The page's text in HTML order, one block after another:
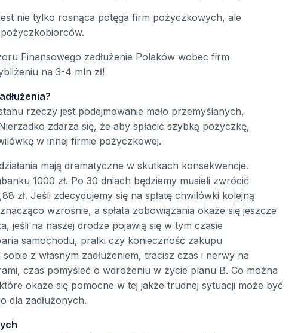
nie tylko rosnąca potęga firm pożyczkowych, ale
Finansowego zadłużenie Polaków wobec firm
na 3-4 mln zł!
rzeczy jest podejmowanie mało przemyślanych,
zdarza się, że aby spłacić szybką pożyczkę,
w innej firmie pożyczkowej.
mają dramatyczne w skutkach konsekwencje.
1000 zł. Po 30 dniach będziemy musieli zwrócić
zł. Jeśli zdecydujemy się na spłatę chwilówki kolejną
wzrośnie, a spłata zobowiązania okaże się jeszcze
jeśli na naszej drodze pojawią się w tym czasie
samochodu, pralki czy konieczność zakupu
z własnym zadłużeniem, tracisz czas i nerwy na
czas pomyśleć o wdrożeniu w życie planu B. Co można
okaże się pomocne w tej jakże trudnej sytuacji może być
dla zadłużonych.